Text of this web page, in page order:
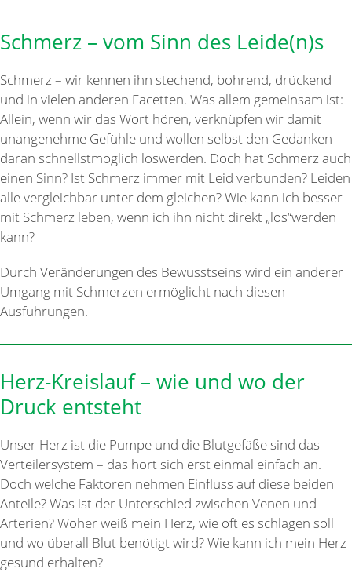
Schmerz – vom Sinn des Leide(n)s
Schmerz – wir kennen ihn stechend, bohrend, drückend
und in vielen anderen Facetten. Was allem gemeinsam ist:
Allein, wenn wir das Wort hören, verknüpfen wir damit
unangenehme Gefühle und wollen selbst den Gedanken
daran schnellstmöglich loswerden. Doch hat Schmerz auch
einen Sinn? Ist Schmerz immer mit Leid verbunden? Leiden
alle vergleichbar unter dem gleichen? Wie kann ich besser
mit Schmerz leben, wenn ich ihn nicht direkt „los“werden
kann?
Durch Veränderungen des Bewusstseins wird ein anderer
Umgang mit Schmerzen ermöglicht nach diesen
Ausführungen.
Herz-Kreislauf – wie und wo der
Druck entsteht
Unser Herz ist die Pumpe und die Blutgefäße sind das
Verteilersystem – das hört sich erst einmal einfach an.
Doch welche Faktoren nehmen Einfluss auf diese beiden
Anteile? Was ist der Unterschied zwischen Venen und
Arterien? Woher weiß mein Herz, wie oft es schlagen soll
und wo überall Blut benötigt wird? Wie kann ich mein Herz
gesund erhalten?